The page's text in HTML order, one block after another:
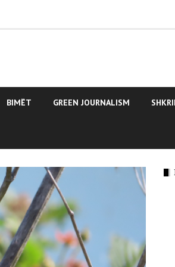
BIMËT GREEN JOURNALISM